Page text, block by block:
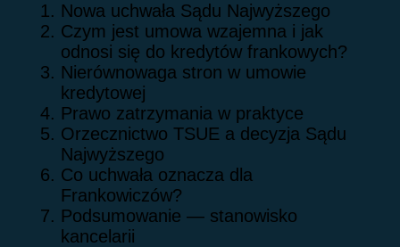
Nowa uchwała Sądu Najwyższego
Czym jest umowa wzajemna i jak
odnosi się do kredytów frankowych?
Nierównowaga stron w umowie
kredytowej
Prawo zatrzymania w praktyce
Orzecznictwo TSUE a decyzja Sądu
Najwyższego
Co uchwała oznacza dla
Frankowiczów?
Podsumowanie — stanowisko
kancelarii